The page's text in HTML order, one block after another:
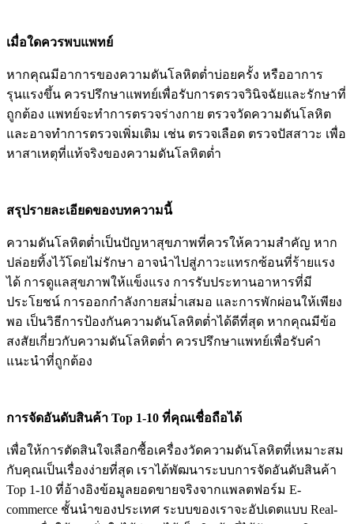
เมื่อใดควรพบแพทย์
หากคุณมีอาการของความดันโลหิตต่ำบ่อยครั้ง หรืออาการ
รุนแรงขึ้น ควรปรึกษาแพทย์เพื่อรับการตรวจวินิจฉัยและรักษาที่
ถูกต้อง แพทย์จะทำการตรวจร่างกาย ตรวจวัดความดันโลหิต
และอาจทำการตรวจเพิ่มเติม เช่น ตรวจเลือด ตรวจปัสสาวะ เพื่อ
หาสาเหตุที่แท้จริงของความดันโลหิตต่ำ
สรุปรายละเอียดของบทความนี้
ความดันโลหิตต่ำเป็นปัญหาสุขภาพที่ควรให้ความสำคัญ หาก
ปล่อยทิ้งไว้โดยไม่รักษา อาจนำไปสู่ภาวะแทรกซ้อนที่ร้ายแรง
ได้ การดูแลสุขภาพให้แข็งแรง การรับประทานอาหารที่มี
ประโยชน์ การออกกำลังกายสม่ำเสมอ และการพักผ่อนให้เพียง
พอ เป็นวิธีการป้องกันความดันโลหิตต่ำได้ดีที่สุด หากคุณมีข้อ
สงสัยเกี่ยวกับความดันโลหิตต่ำ ควรปรึกษาแพทย์เพื่อรับคำ
แนะนำที่ถูกต้อง
การจัดอันดับสินค้า Top 1-10 ที่คุณเชื่อถือได้
เพื่อให้การตัดสินใจเลือกซื้อเครื่องวัดความดันโลหิตที่เหมาะสม
กับคุณเป็นเรื่องง่ายที่สุด เราได้พัฒนาระบบการจัดอันดับสินค้า
Top 1-10 ที่อ้างอิงข้อมูลยอดขายจริงจากแพลตฟอร์ม E-
commerce ชั้นนำของประเทศ ระบบของเราจะอัปเดตแบบ Real-